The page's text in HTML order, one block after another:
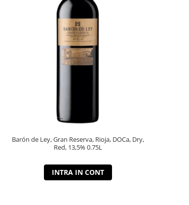
Barón de Ley, Gran Reserva, Rioja, DOCa, Dry,
Red, 13,5% 0.75L
INTRA IN CONT